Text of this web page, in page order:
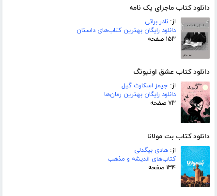
دانلود کتاب ماجرای یک نامه
از: نادر براتی
دانلود رایگان بهترین کتاب‌های داستان
۱۵۳ صفحه
دانلود کتاب عشق اونیونگ
از: جیمز اسکارث گیل
دانلود رایگان بهترین رمان‌ها
۷۳ صفحه
دانلود کتاب بت مولانا
از: هادی بیگدلی
کتاب‌های اندیشه و مذهب
۱۳۴ صفحه